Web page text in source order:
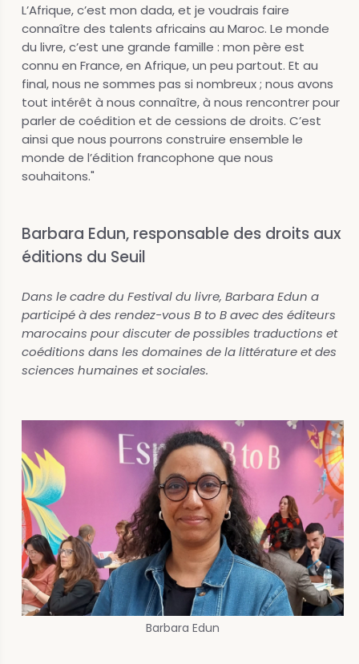
L’Afrique, c’est mon dada, et je voudrais faire
connaître des talents africains au Maroc. Le monde
du livre, c’est une grande famille : mon père est
connu en France, en Afrique, un peu partout. Et au
final, nous ne sommes pas si nombreux ; nous avons
tout intérêt à nous connaître, à nous rencontrer pour
parler de coédition et de cessions de droits. C’est
ainsi que nous pourrons construire ensemble le
monde de l’édition francophone que nous
souhaitons."
Barbara Edun, responsable des droits aux
éditions du Seuil
Dans le cadre du Festival du livre, Barbara Edun a
participé à des rendez-vous B to B avec des éditeurs
marocains pour discuter de possibles traductions et
coéditions dans les domaines de la littérature et des
sciences humaines et sociales.
Barbara Edun